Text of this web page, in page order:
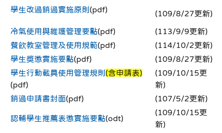
學生改過銷過實施原則 (pdf) (109/8/27更新)
冷氣使用與維護管理要點(pdf)
(113/9/9更新)
餐飲教室管理及使用規範(pdf)
(114/10/2更新)
學生獎懲實施要點(pdf)
(109/8/27更新)
學生行動載具使用管理規則 (含申請表)
(pdf)
(109/10/15更
新)
銷過申請書封面(pdf) (107/5/2更新)
認輔學生推薦表懲實施要點(odt)
(109/10/15更
新)